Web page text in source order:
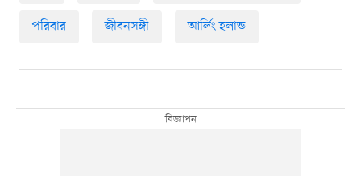
পরিবার জীবনসঙ্গী আর্লিং হলান্ড